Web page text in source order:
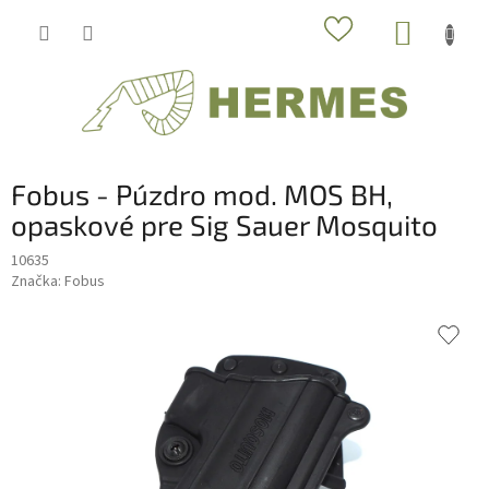
Fobus - Púzdro mod. MOS BH,
opaskové pre Sig Sauer Mosquito
10635
Značka: Fobus